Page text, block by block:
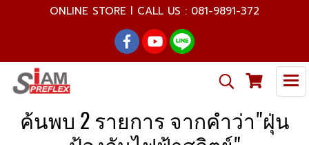
ONLINE STORE l CALL US : 081-9891-372
ค้นพบ 2 รายการ จากคำว่า"ฝุ่น